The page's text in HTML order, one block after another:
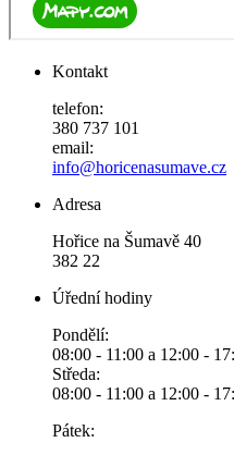
Kontakt
telefon:
380 737 101
email:
info@horicenasumave.cz
Adresa
Hořice na Šumavě 40
382 22
Úřední hodiny
Pondělí:
08:00 - 11:00 a 12:00 -
Středa:
08:00 - 11:00 a 12:00 -
Pátek: